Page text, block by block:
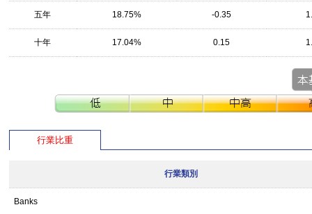
五年 18.75% -0.35
十年 17.04% 0.15
行業比重
行業類別
Banks